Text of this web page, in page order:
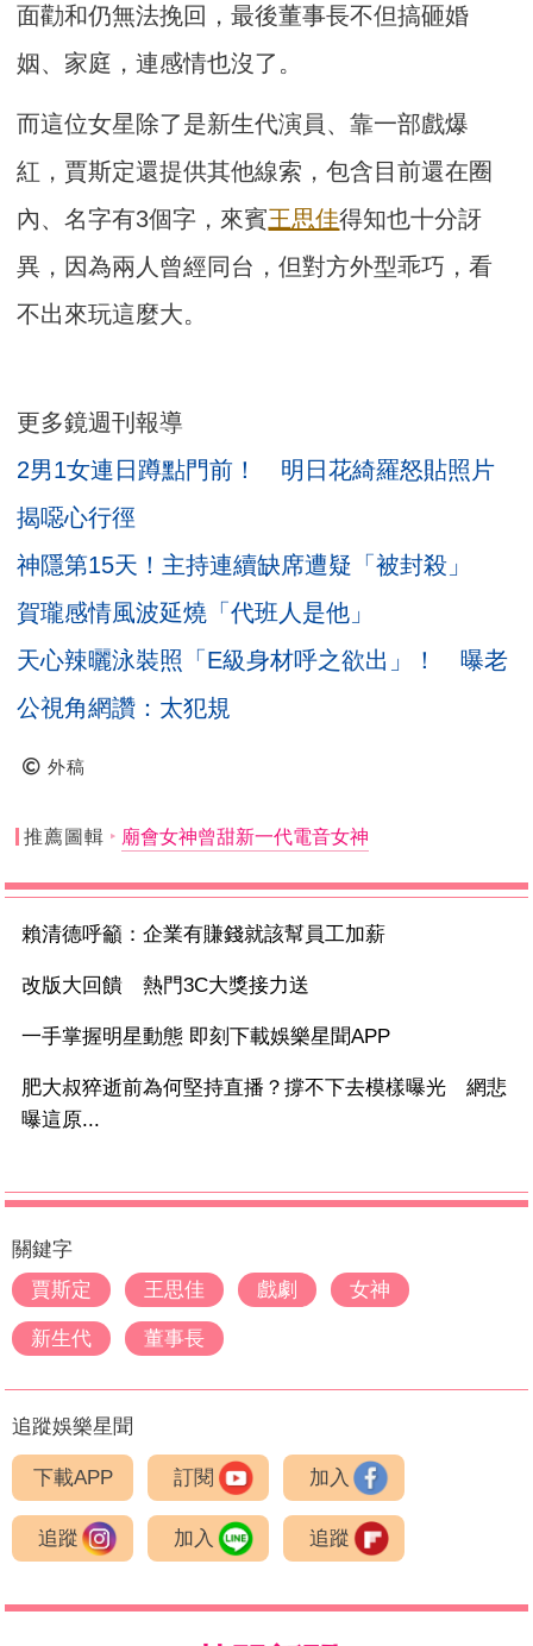
面勸和仍無法挽回，最後董事長不但搞砸婚
姻、家庭，連感情也沒了。
而這位女星除了是新生代演員、靠一部戲爆
紅，賈斯定還提供其他線索，包含目前還在圈
內、名字有3個字，來賓王思佳得知也十分訝
異，因為兩人曾經同台，但對方外型乖巧，看
不出來玩這麼大。
更多鏡週刊報導
2男1女連日蹲點門前！ 明日花綺羅怒貼照片
揭噁心行徑
神隱第15天！主持連續缺席遭疑「被封殺」
賀瓏感情風波延燒「代班人是他」
天心辣曬泳裝照「E級身材呼之欲出」！ 曝老
公視角網讚：太犯規
外稿
推薦圖輯 廟會女神曾甜新一代電音女神
賴清德呼籲：企業有賺錢就該幫員工加薪
改版大回饋 熱門3C大獎接力送
一手掌握明星動態 即刻下載娛樂星聞APP
肥大叔猝逝前為何堅持直播？撐不下去模樣曝光 網悲
曝這原...
關鍵字
賈斯定
王思佳 戲劇 女神
新生代 董事長
追蹤娛樂星聞
下載APP 訂閱 加入
追蹤 加入 追蹤